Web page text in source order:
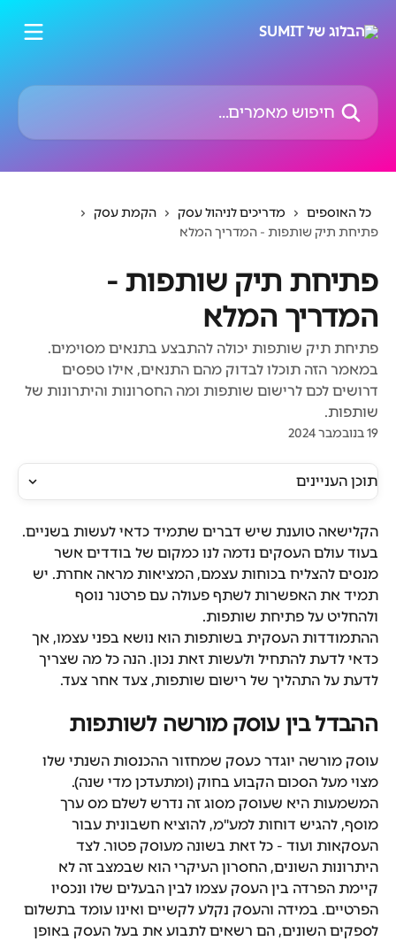
חיפוש מאמרים...
כל האוספים מדריכים לניהול עסק
הקמת עסק
פתיחת תיק שותפות - המדריך המלא
פתיחת תיק שותפות -
המדריך המלא
פתיחת תיק שותפות יכולה להתבצע בתנאים מסוימים.
במאמר הזה תוכלו לבדוק מהם התנאים, אילו טפסים
דרושים לכם לרישום שותפות ומה החסרונות והיתרונות של
שותפות.
19 בנובמבר 2024
תוכן העניינים
הקלישאה טוענת שיש דברים שתמיד כדאי לעשות בשניים.
בעוד עולם העסקים נדמה לנו כמקום של בודדים אשר
מנסים להצליח בכוחות עצמם, המציאות מראה אחרת. יש
תמיד את האפשרות לשתף פעולה עם פרטנר נוסף
ולהחליט על פתיחת שותפות.
ההתמודדות העסקית בשותפות הוא נושא בפני עצמו, אך
כדאי לדעת להתחיל ולעשות זאת נכון. הנה כל מה שצריך
לדעת על התהליך של רישום שותפות, צעד אחר צעד.
ההבדל בין עוסק מורשה לשותפות
עוסק מורשה יוגדר כעסק שמחזור ההכנסות השנתי שלו
מצוי מעל הסכום הקבוע בחוק (ומתעדכן מדי שנה).
המשמעות היא שעוסק מסוג זה נדרש לשלם מס ערך
מוסף, להגיש דוחות למע"מ, להוציא חשבונית עבור
העסקאות ועוד - כל זאת בשונה מעוסק פטור. לצד
היתרונות השונים, החסרון העיקרי הוא שבמצב זה לא
קיימת הפרדה בין העסק עצמו לבין הבעלים שלו ונכסיו
הפרטיים. במידה והעסק נקלע לקשיים ואינו עומד בתשלום
לספקים השונים, הם רשאים לתבוע את בעל העסק באופן